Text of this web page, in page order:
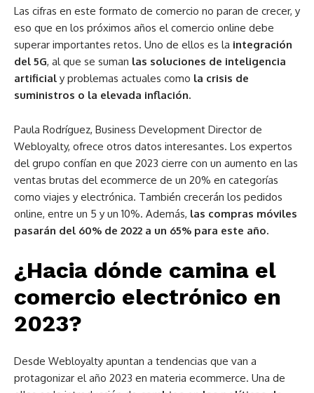
Las cifras en este formato de comercio no paran de crecer, y
eso que en los próximos años el comercio online debe
superar importantes retos. Uno de ellos es la integración
del 5G, al que se suman las soluciones de inteligencia
artificial y problemas actuales como la crisis de
suministros o la elevada inflación.
Paula Rodríguez, Business Development Director de
Webloyalty, ofrece otros datos interesantes. Los expertos
del grupo confían en que 2023 cierre con un aumento en las
ventas brutas del ecommerce de un 20% en categorías
como viajes y electrónica. También crecerán los pedidos
online, entre un 5 y un 10%. Además, las compras móviles
pasarán del 60% de 2022 a un 65% para este año.
¿Hacia dónde camina el
comercio electrónico en
2023?
Desde Webloyalty apuntan a tendencias que van a
protagonizar el año 2023 en materia ecommerce. Una de